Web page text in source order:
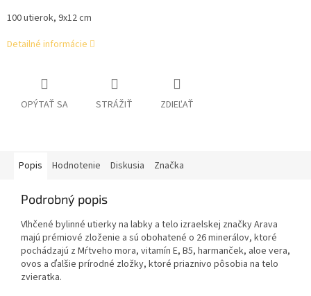
100 utierok, 9x12 cm
Detailné informácie
OPÝTAŤ SA STRÁŽIŤ ZDIEĽAŤ
Popis Hodnotenie Diskusia Značka
Podrobný popis
Vlhčené bylinné utierky na labky a telo izraelskej značky Arava
majú prémiové zloženie a sú obohatené o 26 minerálov, ktoré
pochádzajú z Mŕtveho mora, vitamín E, B5, harmanček, aloe vera,
ovos a ďalšie prírodné zložky, ktoré priaznivo pôsobia na telo
zvieratka.